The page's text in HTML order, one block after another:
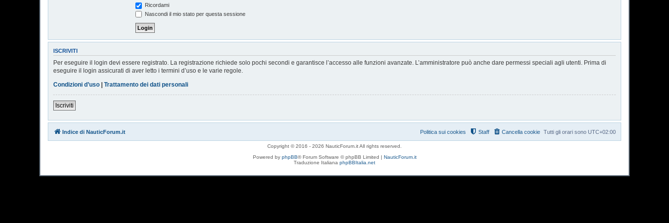
Ricordami
Nascondi il mio stato per questa sessione
ISCRIVITI
Per eseguire il login devi essere registrato. La registrazione richiede solo pochi secondi e garantisce l’accesso alle funzioni avanzate. L’amministratore può anche dare permessi speciali agli utenti. Prima di
eseguire il login assicurati di aver letto i termini d’uso e le varie regole.
Condizioni d’uso | Trattamento dei dati personali
Iscriviti
Indice di NauticForum.it Tutti gli orari sono UTC+02:00
Cancella cookie
Staff
Politica sui cookies
Copyright © 2016 - 2026 NauticForum.it All rights reserved.
Powered by phpBB® Forum Software © phpBB Limited | NauticForum.it
Traduzione Italiana phpBBItalia.net